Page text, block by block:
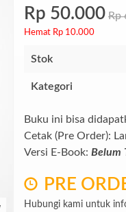
Rp 50.000 Rp
Hemat Rp 10.000
Stok
Kategori
Buku ini bisa
Cetak (Pre Order):
Versi E-Book: Belum
PRE
Hubungi kami untuk